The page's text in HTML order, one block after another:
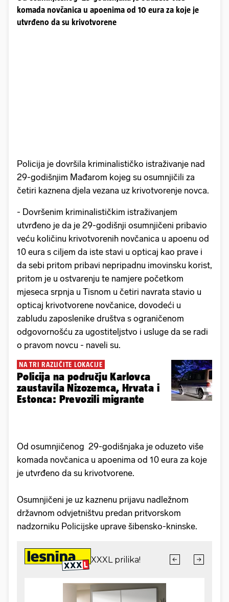
komada novčanica u apoenima od 10 eura za koje je
utvrđeno da su krivotvorene
Policija je dovršila kriminalističko istraživanje nad
29-godišnjim Mađarom kojeg su osumnjičili za
četiri kaznena djela vezana uz krivotvorenje novca.
- Dovršenim kriminalističkim istraživanjem
utvrđeno je da je 29-godišnji osumnjičeni pribavio
veću količinu krivotvorenih novčanica u apoenu od
10 eura s ciljem da iste stavi u opticaj kao prave i
da sebi pritom pribavi nepripadnu imovinsku korist,
pritom je u ostvarenju te namjere početkom
mjeseca srpnja u Tisnom u četiri navrata stavio u
opticaj krivotvorene novčanice, dovodeći u
zabludu zaposlenike društva s ograničenom
odgovornošću za ugostiteljstvo i usluge da se radi
o pravom novcu - naveli su.
NA TRI RAZLIČITE LOKACIJE
Policija na području Karlovca
zaustavila Nizozemca, Hrvata i
Estonca: Prevozili migrante
Od osumnjičenog 29-godišnjaka je oduzeto više
komada novčanica u apoenima od 10 eura za koje
je utvrđeno da su krivotvorene.
Osumnjičeni je uz kaznenu prijavu nadležnom
državnom odvjetništvu predan pritvorskom
nadzorniku Policijske uprave šibensko-kninske.